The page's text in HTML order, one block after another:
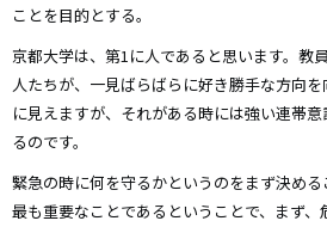
ことを目的とする。
京都大学は、第1に人であると思います。教
人たちが、一見ばらばらに好き勝手な方向
に見えますが、それがある時には強い連帯
るのです。
緊急の時に何を守るかというのをまず決め
最も重要なことであるということで、まず